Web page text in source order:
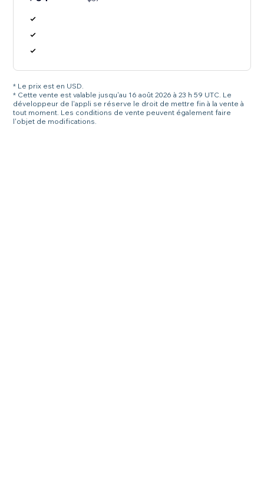
* Le prix est en USD.
* Cette vente est valable jusqu'au 16 août 2026 à 23 h 59 UTC. Le
développeur de l'appli se réserve le droit de mettre fin à la vente à
tout moment. Les conditions de vente peuvent également faire
l'objet de modifications.